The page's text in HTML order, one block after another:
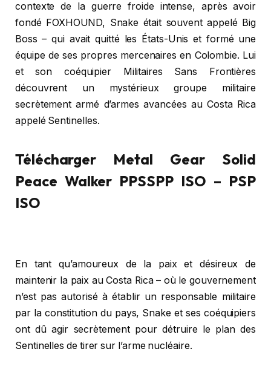
contexte de la guerre froide intense, après avoir
fondé FOXHOUND, Snake était souvent appelé Big
Boss – qui avait quitté les États-Unis et formé une
équipe de ses propres mercenaires en Colombie. Lui
et son coéquipier Militaires Sans Frontières
découvrent un mystérieux groupe militaire
secrètement armé d’armes avancées au Costa Rica
appelé Sentinelles.
Télécharger Metal Gear Solid
Peace Walker PPSSPP ISO – PSP
ISO
En tant qu’amoureux de la paix et désireux de
maintenir la paix au Costa Rica – où le gouvernement
n’est pas autorisé à établir un responsable militaire
par la constitution du pays, Snake et ses coéquipiers
ont dû agir secrètement pour détruire le plan des
Sentinelles de tirer sur l’arme nucléaire.